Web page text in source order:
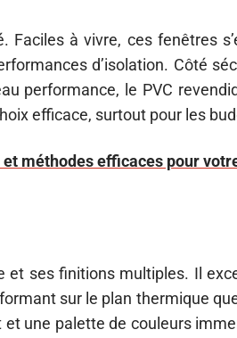
à vivre, ces fenêtres
d’isolation. Côté
performance, le PVC
efficace, surtout pour les
méthodes efficaces pour
ses finitions multiples. Il
sur le plan thermique
une palette de couleurs